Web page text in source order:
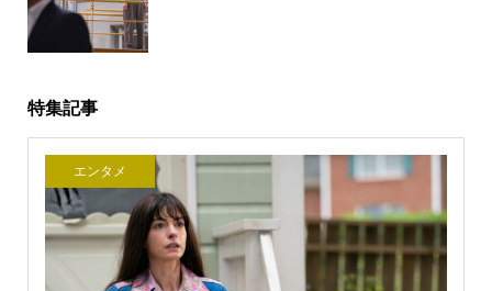
特集記事
エンタメ